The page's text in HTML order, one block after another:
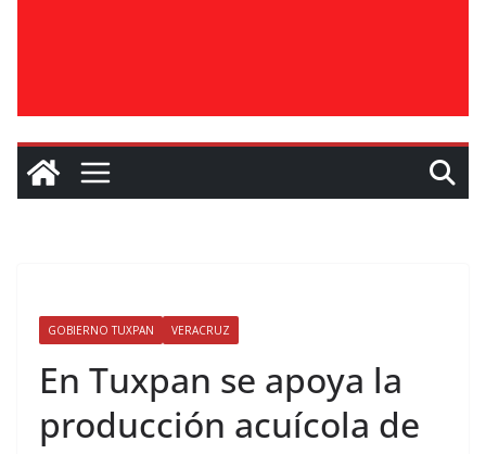
GOBIERNO TUXPAN VERACRUZ
En Tuxpan se apoya la
producción acuícola de